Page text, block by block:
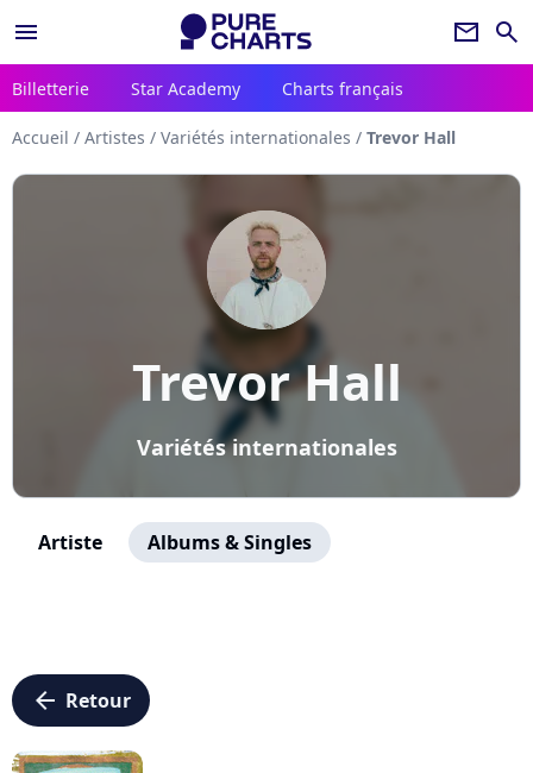
menu newsletter search
Billetterie Star Academy Charts français
Accueil / Artistes / Variétés internationales / Trevor Hall
Trevor Hall
Variétés internationales
Artiste Albums & Singles
arrow_left Retour